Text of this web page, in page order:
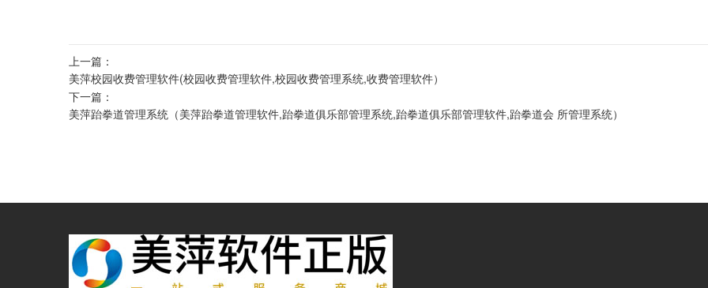
上一篇：
美萍校园收费管理软件(校园收费管理软件,校园收费管理系统,收费管理软件）
下一篇：
美萍跆拳道管理系统（美萍跆拳道管理软件,跆拳道俱乐部管理系统,跆拳道俱乐部管理软件,跆拳道会 所管理系统）